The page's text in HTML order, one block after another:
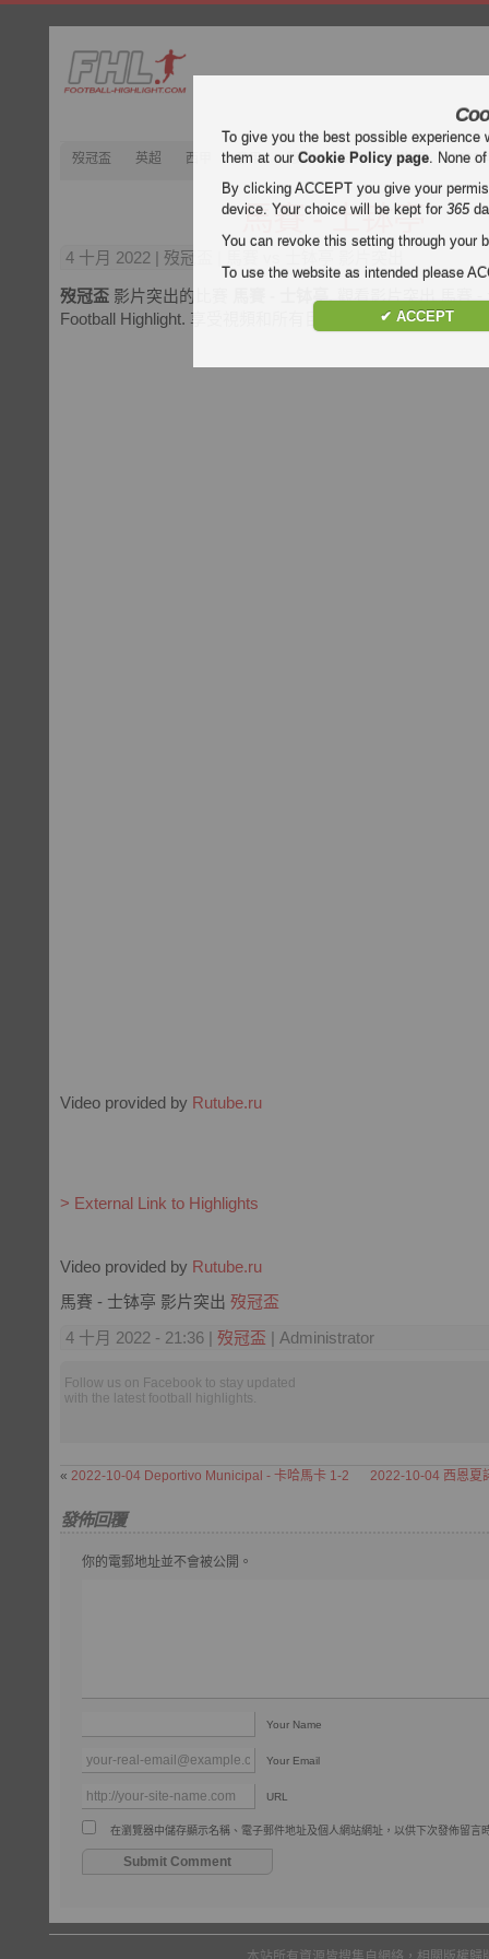
歿冠盃 英超 西甲 意甲 德甲 法甲 歿忔盃 2022
馬賽 - 士钵亭
4 十月 2022 | 歿冠盃 | 馬賽 vs 士钵亭 影片突出
歿冠盃 影片突出的比賽
. 觀看影片突出 馬賽
Football Highlight. 享受視頻和所有目標的每場比賽的歿冠盃
Video provided by Rutube.ru
> External Link to Highlights
Video provided by Rutube.ru
馬賽 - 士钵亭 影片突出 歿冠盃
4 十月 2022 - 21:36 | 歿冠盃 | Administrator
Follow us on Facebook to stay updated
with the latest football highlights.
« 2022-10-04 Deportivo Municipal - 卡哈馬卡 1-2 2022-10-04 西恩夏
發佈回覆
你的電郵地址並不會被公開。
Your Name
Your Email
URL
在瀏覽器中儲存顯示名稱、電子郵件地址及個人網站網址，以供下次發佈留言
To give you the best possible
them at ourCookie Policy page. None
By clicking ACCEPT you give your
device. Your choice will be kept for365
You can revoke this setting through your
To use the website as intended please
✔ ACCEPT